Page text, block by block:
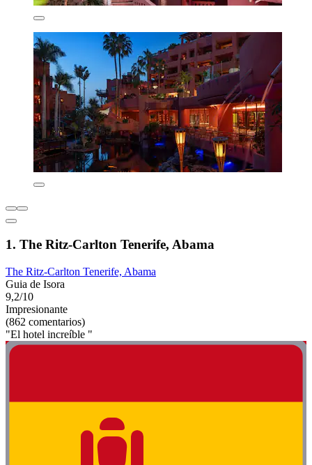
1. The Ritz-Carlton Tenerife, Abama
The Ritz-Carlton Tenerife, Abama
Guia de Isora
9,2/10
Impresionante
(862 comentarios)
"El hotel increíble "